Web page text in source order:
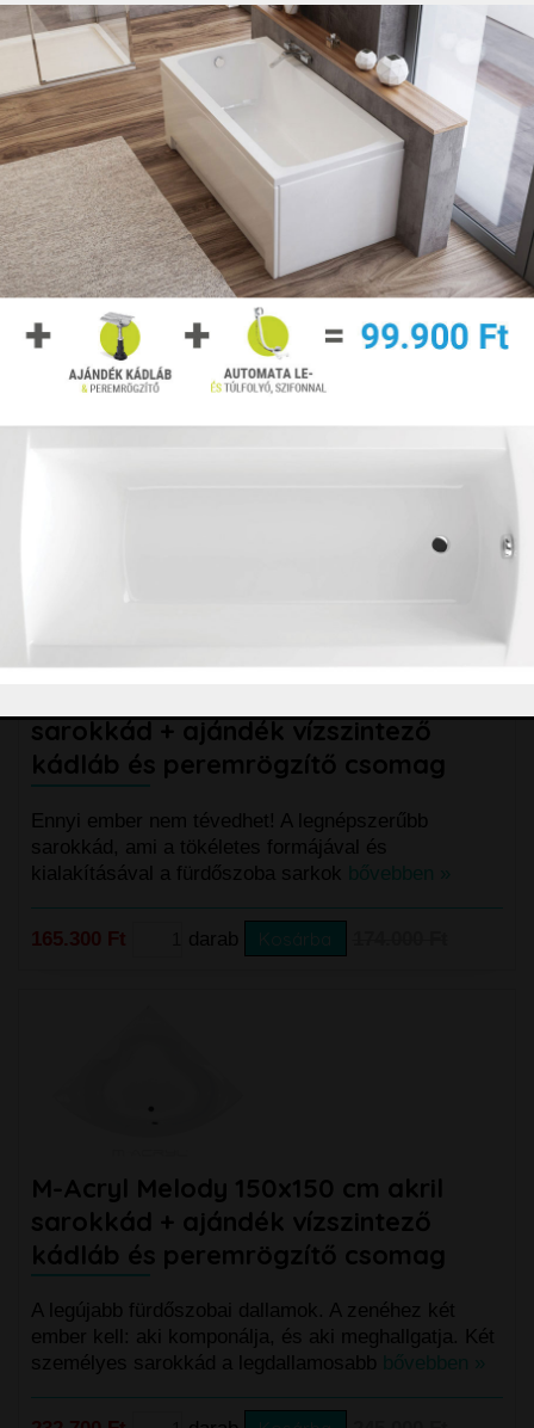
M-Acryl Rita 140x140 cm akril
sarokkád + ajándék vízszintező
kádláb és peremrögzítő csomag
Ennyi ember nem tévedhet! A legnépszerűbb
sarokkád, ami a tökéletes formájával és
kialakításával a fürdőszoba sarkok
180.400 Ft
sarokkád + ajándék vízszintező
kádláb és peremrögzítő csomag
Ennyi ember nem tévedhet! A legnépszerűbb
sarokkád, ami a tökéletes formájával és
kialakításával a fürdőszoba sarkok bővebben »
165.300 Ft darab Kosárba
M-Acryl Melody 150x150 cm akril
sarokkád + ajándék vízszintező
kádláb és peremrögzítő csomag
A legújabb fürdőszobai dallamok. A zenéhez két
ember kell: aki komponálja, és aki meghallgatja. Két
személyes sarokkád a legdallamosabb bővebben »